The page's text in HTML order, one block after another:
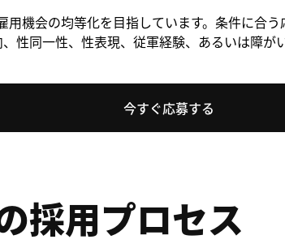
用機会の均等化を目指しています。条件に合
性同一性、性表現、従軍経験、あるいは障が
今すぐ応募する
採用プロセス